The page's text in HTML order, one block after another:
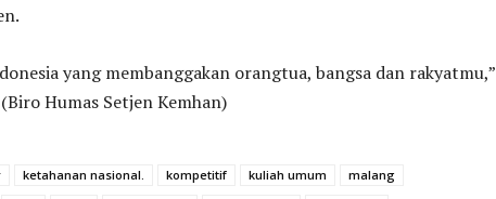
yang membanggakan orangtua, bangsa dan rakyatmu,”
Humas Setjen Kemhan)
ketahanan nasional. kompetitif kuliah umum
malang